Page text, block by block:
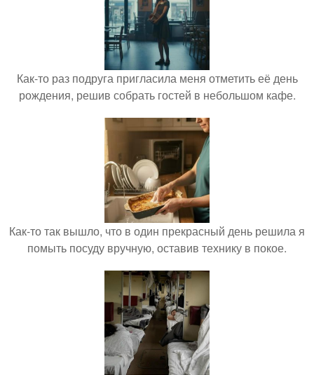
Как-то раз подруга пригласила меня отметить её день
рождения, решив собрать гостей в небольшом кафе.
Как-то так вышло, что в один прекрасный день решила я
помыть посуду вручную, оставив технику в покое.